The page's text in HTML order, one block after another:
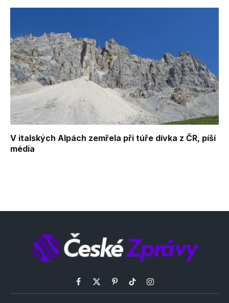
V italských Alpách zemřela při túře dívka z ČR, píší
média
Facebook
X
PinterestTikTokInstagram